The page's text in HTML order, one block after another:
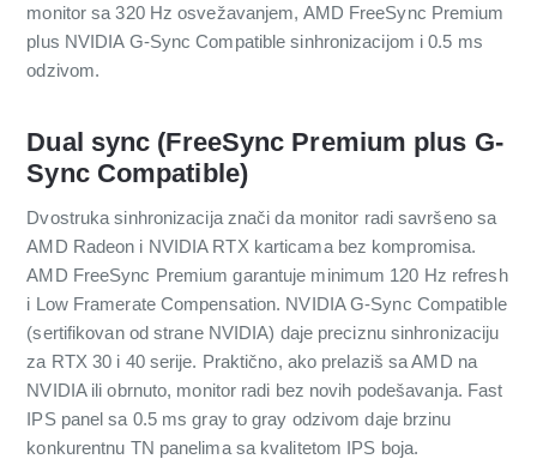
monitor sa 320 Hz osvežavanjem, AMD FreeSync Premium
plus NVIDIA G-Sync Compatible sinhronizacijom i 0.5 ms
odzivom.
Dual sync (FreeSync Premium plus G-
Sync Compatible)
Dvostruka sinhronizacija znači da monitor radi savršeno sa
AMD Radeon i NVIDIA RTX karticama bez kompromisa.
AMD FreeSync Premium garantuje minimum 120 Hz refresh
i Low Framerate Compensation. NVIDIA G-Sync Compatible
(sertifikovan od strane NVIDIA) daje preciznu sinhronizaciju
za RTX 30 i 40 serije. Praktično, ako prelaziš sa AMD na
NVIDIA ili obrnuto, monitor radi bez novih podešavanja. Fast
IPS panel sa 0.5 ms gray to gray odzivom daje brzinu
konkurentnu TN panelima sa kvalitetom IPS boja.